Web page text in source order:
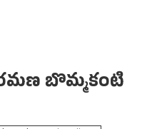
బొమ్మకంటి